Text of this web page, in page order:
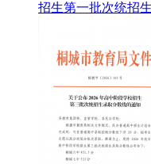
招生第一批次统招